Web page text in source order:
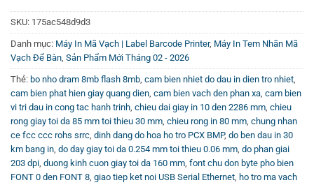
có thể tham khảo thêmMực In Tem Nhãn | Ribbon Barcode
Label tại Vincode, giúp tem in sắc nét, bền màu và chống
trầy xước tốt hơn.
Tại Sao Nên Chọn Máy In Tem Nhãn Này?
Máy in tem nhãn này đáp ứng đồng thời nhiều yêu cầu
khắt khe về tốc độ, độ bền, và sự tiện lợi. Từ các doanh
nghiệp vận tải, kho bãi đến các cửa hàng bán lẻ, việc sở
hữu một thiết bị in tem nhãn chuẩn xác, nhanh chóng sẽ
đem lại lợi thế cạnh tranh rõ rệt.
out
5
SKU: 175ac548d9d3
Danh mục: Máy In Mã Vạch | Label Barcode Printer, Máy In Tem Nhãn Mã
Vạch Để Bàn, Sản Phẩm Mới Tháng 02 - 2026
Thẻ: bo nho dram 8mb flash 8mb, cam bien nhiet do dau in dien tro nhiet,
cam bien phat hien giay quang dien, cam bien vach den phan xa, cam bien
vi tri dau in cong tac hanh trinh, chieu dai giay in 10 den 2286 mm, chieu
rong giay toi da 85 mm toi thieu 30 mm, chieu rong in 80 mm, chung nhan
ce fcc ccc rohs srrc, dinh dang do hoa ho tro PCX BMP, do ben dau in 30
km bang in, do day giay toi da 0.254 mm toi thieu 0.06 mm, do phan giai
203 dpi, duong kinh cuon giay toi da 160 mm, font chu don byte pho bien
FONT 0 den FONT 8, giao tiep ket noi USB Serial Ethernet, ho tro ma vach